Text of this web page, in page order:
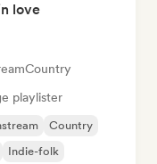
love
Country
playlister
Country
Indie-folk